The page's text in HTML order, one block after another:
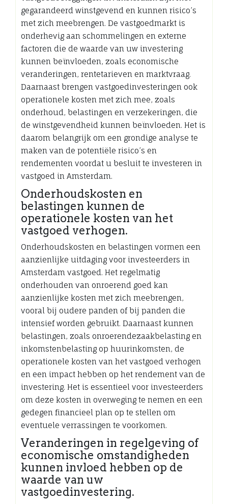
gegarandeerd winstgevend en kunnen risico’s
met zich meebrengen. De vastgoedmarkt is
onderhevig aan schommelingen en externe
factoren die de waarde van uw investering
kunnen beïnvloeden, zoals economische
veranderingen, rentetarieven en marktvraag.
Daarnaast brengen vastgoedinvesteringen ook
operationele kosten met zich mee, zoals
onderhoud, belastingen en verzekeringen, die
de winstgevendheid kunnen beïnvloeden. Het is
daarom belangrijk om een grondige analyse te
maken van de potentiële risico’s en
rendementen voordat u besluit te investeren in
vastgoed in Amsterdam.
Onderhoudskosten en
belastingen kunnen de
operationele kosten van het
vastgoed verhogen.
Onderhoudskosten en belastingen vormen een
aanzienlijke uitdaging voor investeerders in
Amsterdam vastgoed. Het regelmatig
onderhouden van onroerend goed kan
aanzienlijke kosten met zich meebrengen,
vooral bij oudere panden of bij panden die
intensief worden gebruikt. Daarnaast kunnen
belastingen, zoals onroerendezaakbelasting en
inkomstenbelasting op huurinkomsten, de
operationele kosten van het vastgoed verhogen
en een impact hebben op het rendement van de
investering. Het is essentieel voor investeerders
om deze kosten in overweging te nemen en een
gedegen financieel plan op te stellen om
eventuele verrassingen te voorkomen.
Veranderingen in regelgeving of
economische omstandigheden
kunnen invloed hebben op de
waarde van uw
vastgoedinvestering.